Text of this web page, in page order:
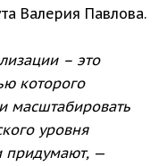
Валерия Павлова.
– это
которого
масштабировать
уровня
придумают, —